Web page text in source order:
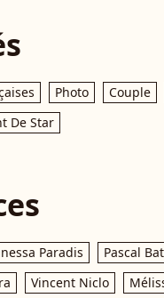
Photo Couple
De Star
Paradis
Pascal
Vincent Niclo